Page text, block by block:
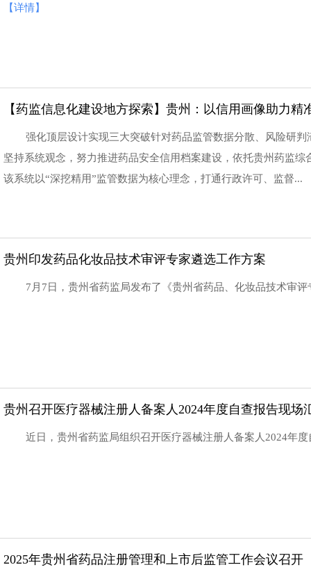
【详情】
【药监信息化建设地方探索】贵州：以信用画像助力精
强化顶层设计实现三大突破针对药品监管数据分散、风险研
坚持系统观念，努力推进药品安全信用档案建设，依托贵州药监
该系统以“深挖精用”监管数据为核心理念，打通行政许可、监督...
贵州印发药品化妆品技术审评专家遴选工作方案
7月7日，贵州省药监局发布了《贵州省药品、化妆品技术审
贵州召开医疗器械注册人备案人2024年度自查报告现场
近日，贵州省药监局组织召开医疗器械注册人备案人2024年
2025年贵州省药品注册管理和上市后监管工作会议召开